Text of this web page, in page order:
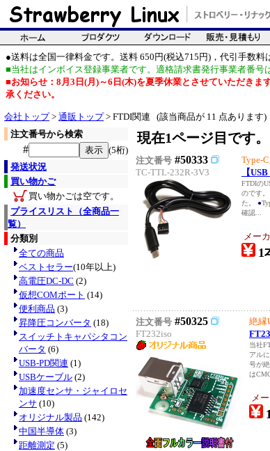
●送料は全国一律料金です。送料 650円(税込715円)，代引手数料
■当社はインボイス登録事業者です。適格請求書発行事業者番号
■お知らせ：8月3日(月)～6日(木)を夏季休業とさせていただき
承ください。
会社トップ> 通販トップ> FTDI関連 (該当商品が 11 点あります)
注文番号から検索
#
(5桁)
発送状況
買い物かご
買い物かごは空です。
プライスリスト（全商品一
覧）
分類別
全ての商品
ベストセラー(10年以上)
高電圧DC-DC (2)
仮想COMポート (14)
便利商品 (3)
昇降圧コンバータ (18)
スイッチトキャパシタコン
バータ (6)
USB-PD関連 (1)
USBケーブル (2)
加速度センサ・ジャイロセ
ンサ (10)
オリジナル製品 (142)
中国半導体 (3)
距離測定 (5)
現在1ページ目です。
注文番号 #50333
TC-TTL-232R-3V3
Type-
【
FTDIの
のです。
た。 ●
確認...
メー
1
注文番号 #50325
FT232iso
絶縁
当社
アル
号が
は
メ